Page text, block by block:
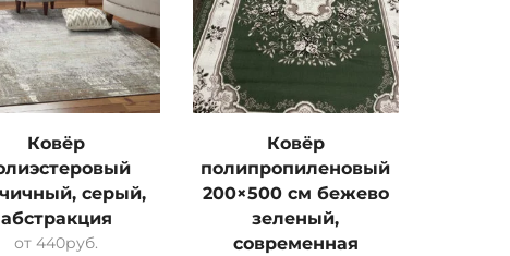
Ковёр
серый,
абстракция
от440руб.
Ковёр
полипропиленовый
200×500 см бежево
зеленый,
современная